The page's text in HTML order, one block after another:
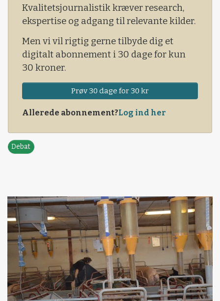
Kvalitetsjournalistik kræver research,
ekspertise og adgang til relevante kilder.
Men vi vil rigtig gerne tilbyde dig et
digitalt abonnement i 30 dage for kun
30 kroner.
Prøv 30 dage for 30 kr
Allerede abonnement?Log ind her
Debat